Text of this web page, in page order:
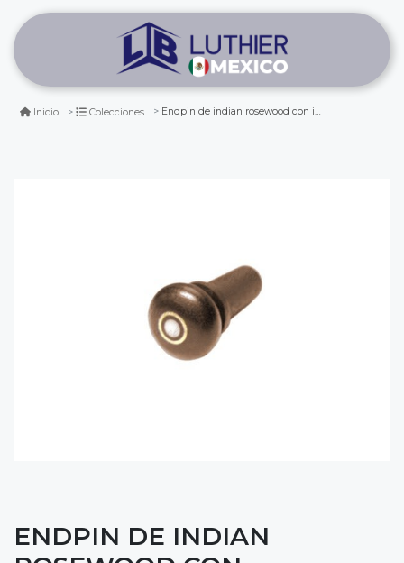
Inicio Colecciones Endpin de indian rosewood con inscrustación de madre perla para violin/viola
ENDPIN DE INDIAN